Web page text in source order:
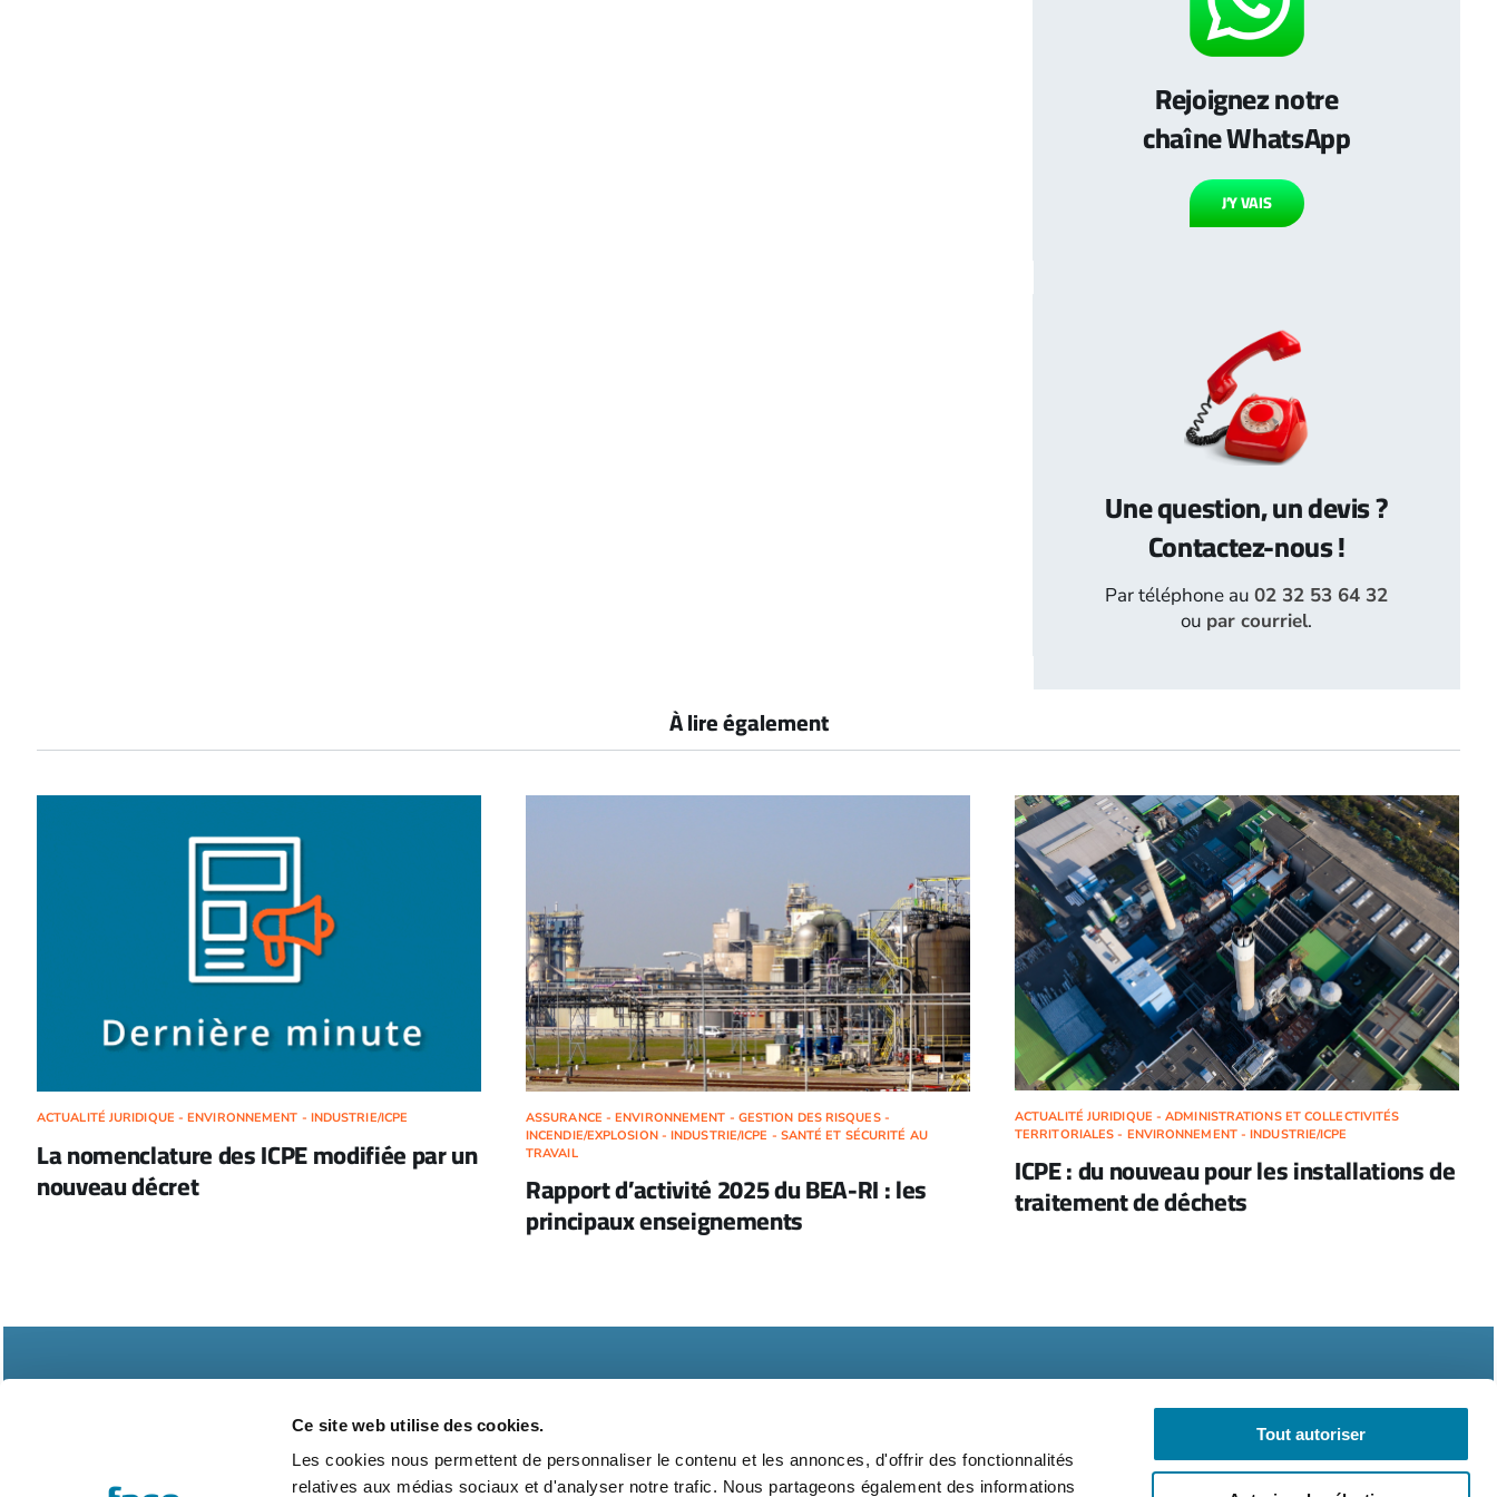
Ce site web utilise des cookies.
Les cookies nous permettent de personnaliser le contenu et les annonces, d'offrir des fonctionnalités
relatives aux médias sociaux et d'analyser notre trafic. Nous partageons également des informations
Tout autoriser
Rejoignez notre
chaîne WhatsApp
J’Y VAIS
Une question, un devis ?
Contactez-nous !
Par téléphone au02 32 53 64 32
ou par courriel.
À lire également
ACTUALITÉ JURIDIQUE - ENVIRONNEMENT - INDUSTRIE/ICPE
La nomenclature des ICPE modifiée par un
nouveau décret
ASSURANCE - ENVIRONNEMENT - GESTION DES RISQUES -
INCENDIE/EXPLOSION - INDUSTRIE/ICPE - SANTÉ ET SÉCURITÉ AU
TRAVAIL
Rapport d’activité 2025 du BEA-RI : les
principaux enseignements
ACTUALITÉ JURIDIQUE - ADMINISTRATIONS ET COLLECTIVITÉS
TERRITORIALES - ENVIRONNEMENT - INDUSTRIE/ICPE
ICPE : du nouveau pour les installations de
traitement de déchets